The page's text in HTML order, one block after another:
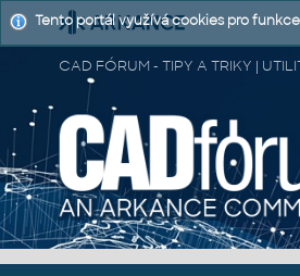
CAD FÓRUM - TIPY A TRIKY |
Tento portál využívá cookies pro